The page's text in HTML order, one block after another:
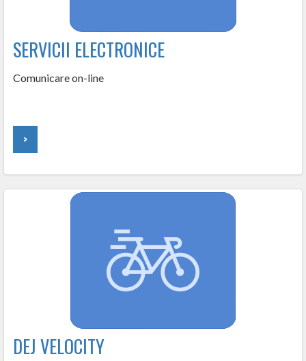
SERVICII ELECTRONICE
Comunicare on-line
>
DEJ VELOCITY